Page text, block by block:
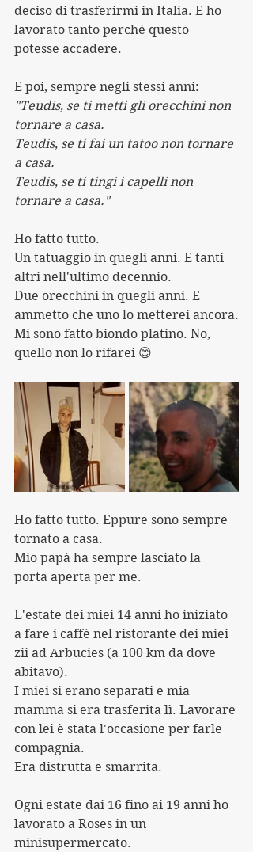
deciso di trasferirmi in Italia. E ho
lavorato tanto perché questo
potesse accadere.
E poi, sempre negli stessi anni:
"Teudis, se ti metti gli orecchini non
tornare a casa.
Teudis, se ti fai un tatoo non tornare
a casa.
Teudis, se ti tingi i capelli non
tornare a casa."
Ho fatto tutto.
Un tatuaggio in quegli anni. E tanti
altri nell'ultimo decennio.
Due orecchini in quegli anni. E
ammetto che uno lo metterei ancora.
Mi sono fatto biondo platino. No,
quello non lo rifarei 😊
Ho fatto tutto. Eppure sono sempre
tornato a casa.
Mio papà ha sempre lasciato la
porta aperta per me.
L'estate dei miei 14 anni ho iniziato
a fare i caffè nel ristorante dei miei
zii ad Arbucies (a 100 km da dove
abitavo).
I miei si erano separati e mia
mamma si era trasferita lì. Lavorare
con lei è stata l'occasione per farle
compagnia.
Era distrutta e smarrita.
Ogni estate dai 16 fino ai 19 anni ho
lavorato a Roses in un
minisupermercato.